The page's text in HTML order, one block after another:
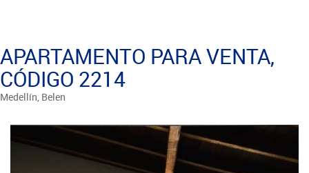
APARTAMENTO PARA VENTA,
CÓDIGO 2214
Medellín, Belen